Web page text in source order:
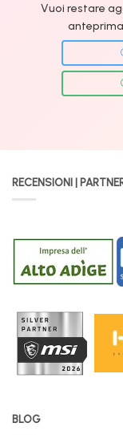
Vuoi restare
RECENSIONI |
BLOG